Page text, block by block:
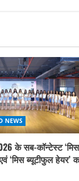
NEWS
के सब-कॉन्टेस्ट ‘मिस
‘मिस ब्यूटीफुल हेयर’